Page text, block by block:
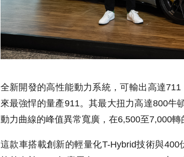
全新開發的高性能動力系統，可輸出高達
來最強悍的量產911。其最大扭力高達800牛
動力曲線的峰值異常寬廣，在6,500至7,000
這款車搭載創新的輕量化T-Hybrid技術與